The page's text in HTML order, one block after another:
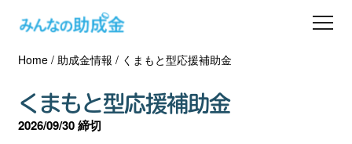
助成金を探す
士業の方へ
Home/ 助成金情報 / くまもと型応援補助金
くまもと型応援補助金
2026/09/30 締切